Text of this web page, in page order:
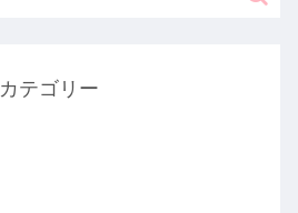
カテゴリー